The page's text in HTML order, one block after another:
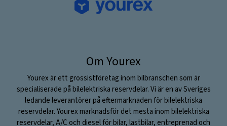
Om Yourex
Yourex är ett grossistföretag inom bilbranschen som är
specialiserade på bilelektriska reservdelar. Vi är en av Sveriges
ledande leverantörer på eftermarknaden för bilelektriska
reservdelar. Yourex marknadsför det mesta inom bilelektriska
reservdelar, A/C och diesel för bilar, lastbilar, entreprenad och